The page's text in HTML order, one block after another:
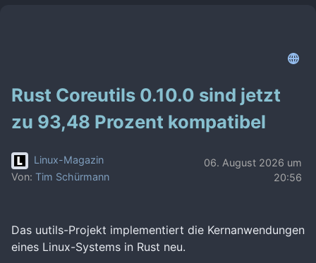
Rust Coreutils 0.10.0 sind jetzt
zu 93,48 Prozent kompatibel
Linux-Magazin
Von: Tim Schürmann
06. August 2026 um
20:56
Das uutils-Projekt implementiert die Kernanwendungen
eines Linux-Systems in Rust neu.